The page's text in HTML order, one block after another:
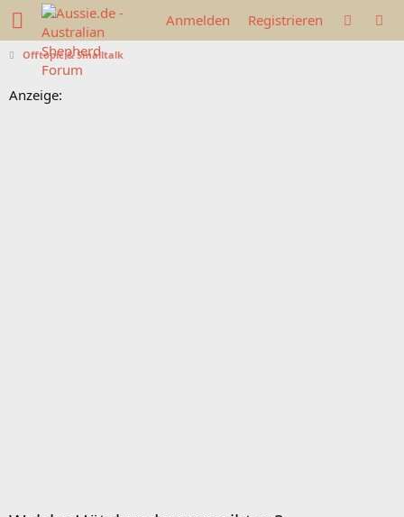
Anmelden Registrieren
Offtopic & Smalltalk
Anzeige: